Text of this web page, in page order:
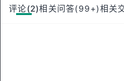
评论(2)相关问答(99+)相关